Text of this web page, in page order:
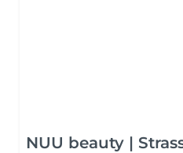
NUU beauty |